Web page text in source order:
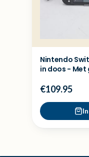
Nintendo
in doos -
€109.95